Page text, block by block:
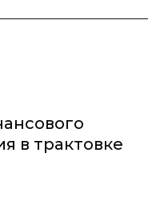
в трактовке